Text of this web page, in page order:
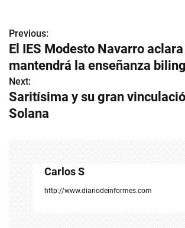
N
a
v
e
Previous:
El IES Modesto Navarro
mantendrá la enseñanza
Next:
Saritísima y su gran
Solana
Carlos S
http://www.diariodeinformes.com